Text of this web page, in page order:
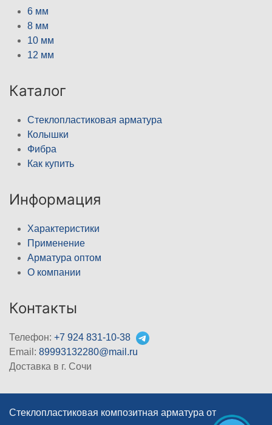
6 мм
8 мм
10 мм
12 мм
Каталог
Стеклопластиковая арматура
Колышки
Фибра
Как купить
Информация
Характеристики
Применение
Арматура оптом
О компании
Контакты
Телефон: +7 924 831-10-38
Email: 89993132280@mail.ru
Доставка в г. Сочи
Стеклопластиковая композитная арматура от